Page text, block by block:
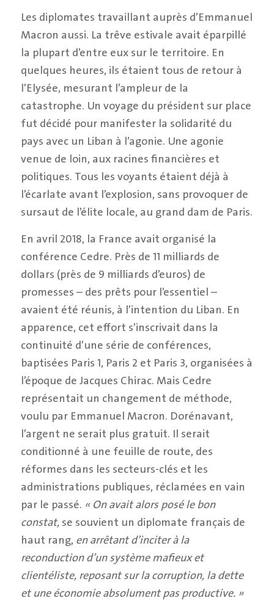
Les diplomates travaillant auprès d’Emmanuel
Macron aussi. La trêve estivale avait éparpillé
la plupart d’entre eux sur le territoire. En
quelques heures, ils étaient tous de retour à
l’Elysée, mesurant l’ampleur de la
catastrophe. Un voyage du président sur place
fut décidé pour manifester la solidarité du
pays avec un Liban à l’agonie. Une agonie
venue de loin, aux racines financières et
politiques. Tous les voyants étaient déjà à
l’écarlate avant l’explosion, sans provoquer de
sursaut de l’élite locale, au grand dam de Paris.
En avril 2018, la France avait organisé la
conférence Cedre. Près de 11 milliards de
dollars (près de 9 milliards d’euros) de
promesses – des prêts pour l’essentiel –
avaient été réunis, à l’intention du Liban. En
apparence, cet effort s’inscrivait dans la
continuité d’une série de conférences,
baptisées Paris 1, Paris 2 et Paris 3, organisées à
l’époque de Jacques Chirac. Mais Cedre
représentait un changement de méthode,
voulu par Emmanuel Macron. Dorénavant,
l’argent ne serait plus gratuit. Il serait
conditionné à une feuille de route, des
réformes dans les secteurs-clés et les
administrations publiques, réclamées en vain
par le passé. « On avait alors posé le bon
constat,se souvient un diplomate français de
haut rang, en arrêtant d’inciter à la
reconduction d’un système mafieux et
clientéliste, reposant sur la corruption, la dette
et une économie absolument pas productive. »